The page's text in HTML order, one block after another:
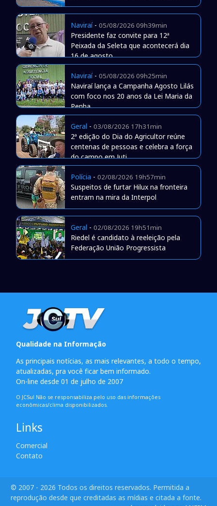
Naviraí- 05/08/2026 09h39min
Presidente faz convite para 12ª
Peixada da Seleta que acontecerá dia
16 de agosto
Naviraí- 05/08/2026 09h25min
Naviraí lança a Campanha Agosto Lilás
com foco nos 20 anos da Lei Maria da
Penha
Geral - 03/08/2026 17h31min
2ª edição do Dia do Agricultor reúne
centenas de pessoas e celebra a força
do campo em Juti
Polícia - 02/08/2026 19h57min
Suspeitos de furtar Hilux na fronteira
entram na mira da Interpol
Geral - 02/08/2026 19h51min
Riedel é candidato à reeleição pela
Federação União Progressista
Qualidade na Informação
As principais notícias, as mais relevantes, a todo o tempo,
atualizadas, pra você ficar bem informado.
On-line desde 01 de julho de 2007
O JCSul Não se responsabiliza pelo uso das informações
econômicas/clima disponibilizados.
Links
Comercial
Contato
© 2007 - 2026 Todos os direitos reservados. Permitida a
reprodução desde que creditadas as mídias e citada a fonte.